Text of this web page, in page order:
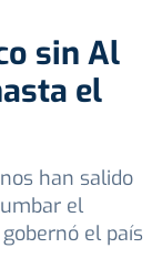
sin Al
el
han salido
el
el país